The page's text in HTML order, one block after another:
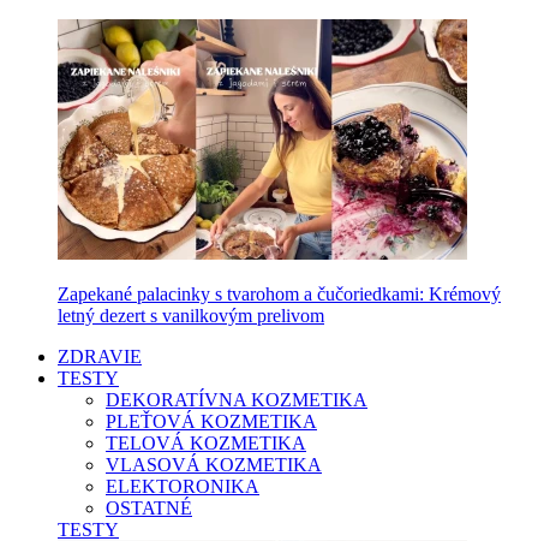
Zapekané palacinky s tvarohom a čučoriedkami: Krémový
letný dezert s vanilkovým prelivom
ZDRAVIE
TESTY
DEKORATÍVNA KOZMETIKA
PLEŤOVÁ KOZMETIKA
TELOVÁ KOZMETIKA
VLASOVÁ KOZMETIKA
ELEKTORONIKA
OSTATNÉ
TESTY